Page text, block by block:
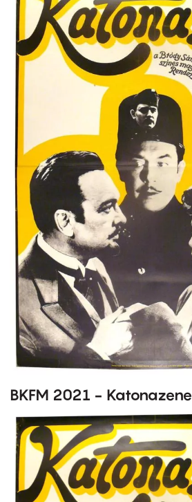
BKFM 2021 - Katonazene